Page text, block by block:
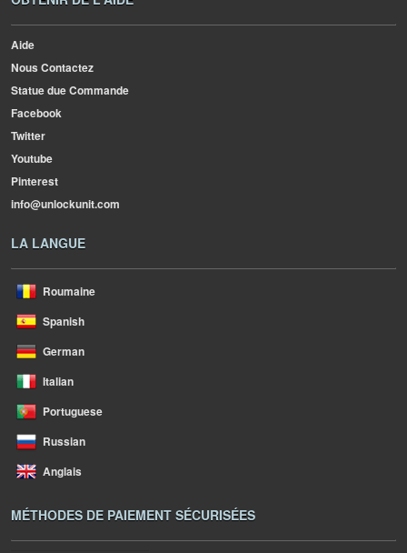
Aide
Nous Contactez
Statue due Commande
Facebook
Twitter
Youtube
Pinterest
info@unlockunit.com
LA LANGUE
Roumaine
Spanish
German
Italian
Portuguese
Russian
Anglais
MÉTHODES DE PAIEMENT SÉCURISÉES